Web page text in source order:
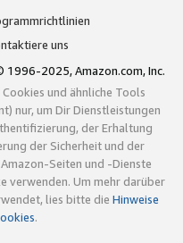
uns
1996-2025, Amazon.com, Inc.
und ähnliche Tools
nur, um Dir Dienstleistungen
der Erhaltung
der Sicherheit und der
Seiten und -Dienste
verwenden. Um mehr darüber
lies bitte die Hinweise
.